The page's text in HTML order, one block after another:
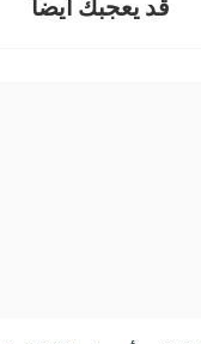
قد يعجبك أيضاً